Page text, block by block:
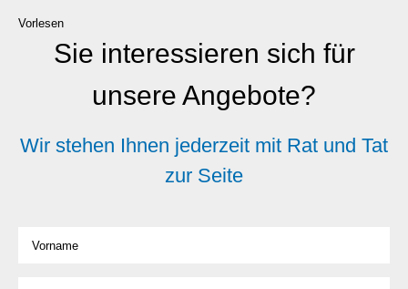
Vorlesen
Sie interessieren sich für
unsere Angebote?
Wir stehen Ihnen jederzeit mit Rat und Tat
zur Seite